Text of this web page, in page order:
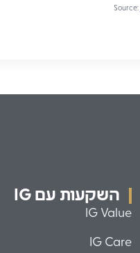
Source:
השקעות עם IG
IG Value
IG Care